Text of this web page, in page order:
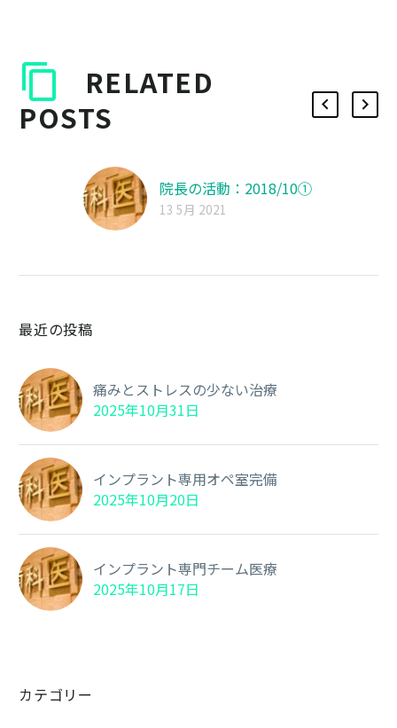
RELATED
POSTS
院長の活動：2018/10①
13 5月 2021
最近の投稿
痛みとストレスの少ない治療
2025年10月31日
インプラント専用オペ室完備
2025年10月20日
インプラント専門チーム医療
2025年10月17日
カテゴリー